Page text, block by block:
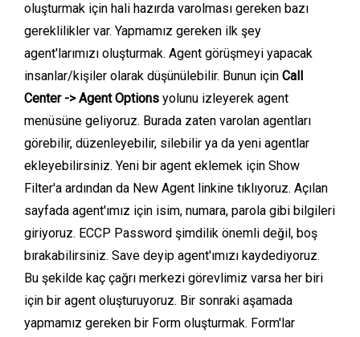
oluşturmak için hali hazırda varolması gereken bazı
gereklilikler var. Yapmamız gereken ilk şey
agent'larımızı oluşturmak. Agent görüşmeyi yapacak
insanlar/kişiler olarak düşünülebilir. Bunun için Call
Center -> Agent Options yolunu izleyerek agent
menüsüne geliyoruz. Burada zaten varolan agentları
görebilir, düzenleyebilir, silebilir ya da yeni agentlar
ekleyebilirsiniz. Yeni bir agent eklemek için Show
Filter'a ardından da New Agent linkine tıklıyoruz. Açılan
sayfada agent'ımız için isim, numara, parola gibi bilgileri
giriyoruz. ECCP Password şimdilik önemli değil, boş
bırakabilirsiniz. Save deyip agent'ımızı kaydediyoruz.
Bu şekilde kaç çağrı merkezi görevlimiz varsa her biri
için bir agent oluşturuyoruz. Bir sonraki aşamada
yapmamız gereken bir Form oluşturmak. Form'lar